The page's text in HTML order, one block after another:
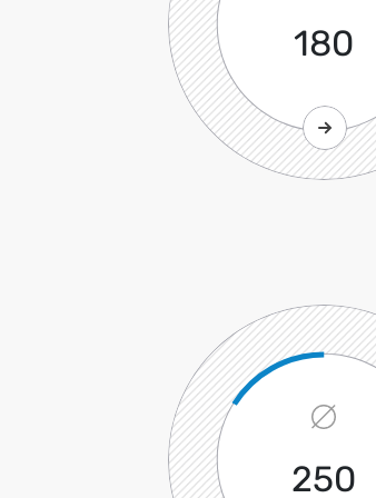
180
250